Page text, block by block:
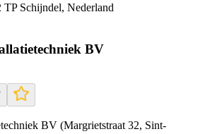
Schijndel, Nederland
BV
BV (Margrietstraat 32, Sint-